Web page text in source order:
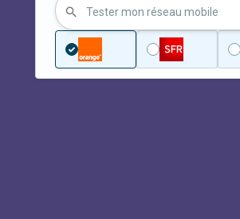
Tester mon réseau mobile